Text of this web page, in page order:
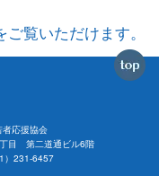
覧いただけます。
応援協会
目 第二道通ビル6階
）231-6457